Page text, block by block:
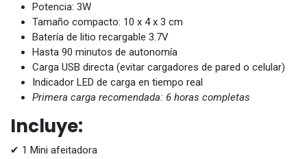
Potencia: 3W
Tamaño compacto: 10 x 4 x 3 cm
Batería de litio recargable 3.7V
Hasta 90 minutos de autonomía
Carga USB directa (evitar cargadores de pared o celular)
Indicador LED de carga en tiempo real
Primera carga recomendada: 6 horas completas
Incluye:
✔ 1 Mini afeitadora